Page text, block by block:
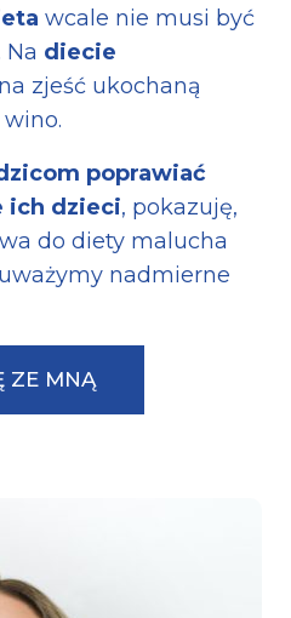
wcale nie musi być
diecie
zjeść ukochaną
poprawiać
ich dzieci, pokazuję,
do diety malucha
nadmierne
ZE MNĄ